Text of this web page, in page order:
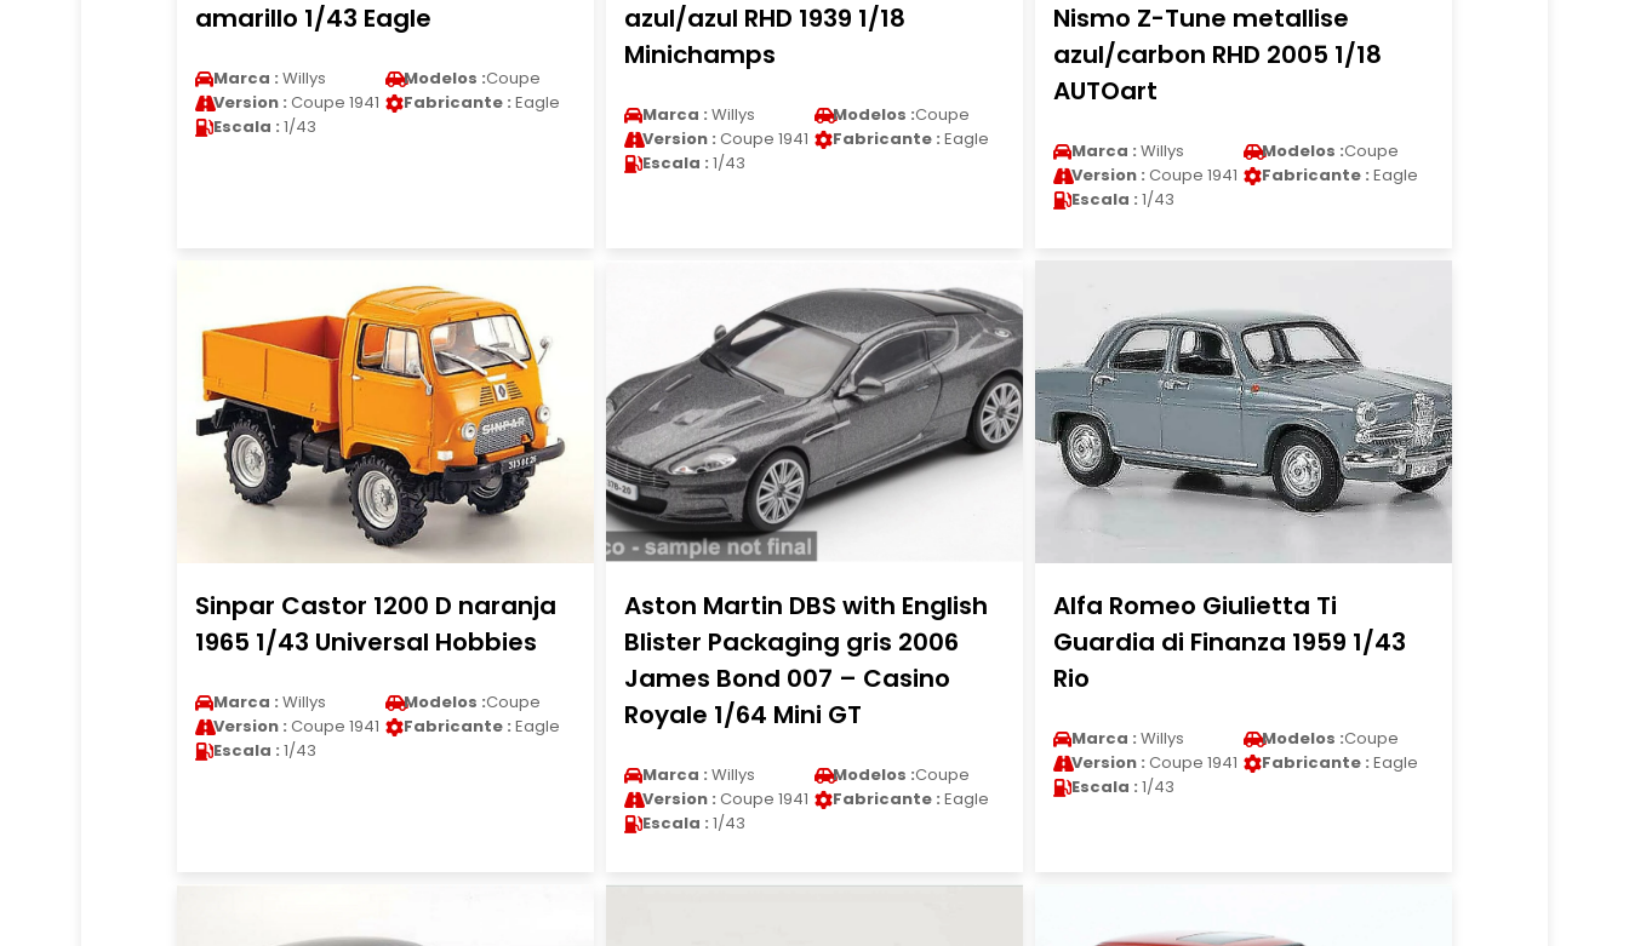
amarillo 1/43 Eagle
Marca : Willys Modelos :Coupe
Version : Coupe 1941 Fabricante : Eagle
Escala : 1/43
azul/azul RHD 1939 1/18
Minichamps
Marca : Willys Modelos :Coupe
Version : Coupe 1941 Fabricante : Eagle
Escala : 1/43
Nismo Z-Tune metallise
azul/carbon RHD 2005 1/18
AUTOart
Marca : Willys Modelos :Coupe
Version : Coupe 1941 Fabricante : Eagle
Escala : 1/43
Sinpar Castor 1200 D naranja
1965 1/43 Universal Hobbies
Marca : Willys Modelos :Coupe
Version : Coupe 1941 Fabricante : Eagle
Escala : 1/43
Aston Martin DBS with English
Blister Packaging gris 2006
James Bond 007 – Casino
Royale 1/64 Mini GT
Marca : Willys Modelos :Coupe
Version : Coupe 1941 Fabricante : Eagle
Escala : 1/43
Alfa Romeo Giulietta Ti
Guardia di Finanza 1959 1/43
Rio
Marca : Willys Modelos :Coupe
Version : Coupe 1941 Fabricante : Eagle
Escala : 1/43